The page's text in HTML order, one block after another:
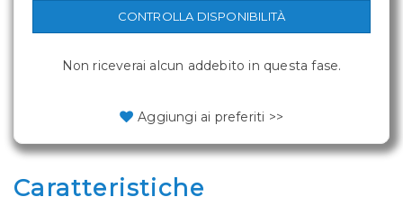
CONTROLLA DISPONIBILITÀ
Non riceverai alcun addebito in questa fase.
Aggiungi ai preferiti >>
Caratteristiche